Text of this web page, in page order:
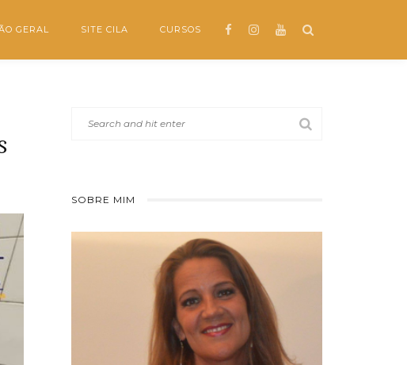
GERAL SITE CILA CURSOS
SOBRE MIM